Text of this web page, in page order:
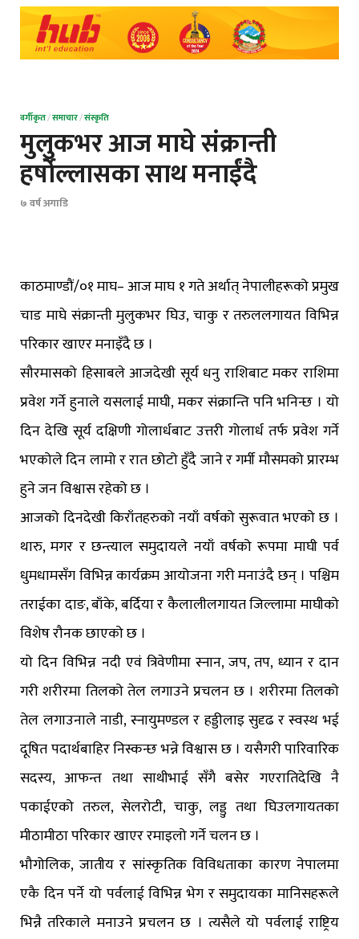
वर्गीकृत/समाचार/संस्कृति
मुलुकभर आज माघे संक्रान्ती
हर्षोल्लासका साथ मनाईंदै
७ वर्ष अगाडि
काठमाण्डौं/०१ माघ– आज माघ १ गते अर्थात् नेपालीहरूको प्रमुख
चाड माघे संक्रान्ती मुलुकभर घिउ, चाकु र तरुललगायत विभिन्न
परिकार खाएर मनाइँदै छ ।
सौरमासको हिसाबले आजदेखी सूर्य धनु राशिबाट मकर राशिमा
प्रवेश गर्ने हुनाले यसलाई माघी, मकर संक्रान्ति पनि भनिन्छ । यो
दिन देखि सूर्य दक्षिणी गोलार्धबाट उत्तरी गोलार्ध तर्फ प्रवेश गर्ने
भएकोले दिन लामो र रात छोटो हुँदै जाने र गर्मी मौसमको प्रारम्भ
हुने जन विश्वास रहेको छ ।
आजको दिनदेखी किराँतहरुको नयाँ वर्षको सुरूवात भएको छ ।
थारु, मगर र छन्त्याल समुदायले नयाँ वर्षको रूपमा माघी पर्व
धुमधामसँग विभिन्न कार्यक्रम आयोजना गरी मनाउंदै छन् । पश्चिम
तराईका दाङ, बाँके, बर्दिया र कैलालीलगायत जिल्लामा माघीको
विशेष रौनक छाएको छ ।
यो दिन विभिन्न नदी एवं त्रिवेणीमा स्नान, जप, तप, ध्यान र दान
गरी शरीरमा तिलको तेल लगाउने प्रचलन छ । शरीरमा तिलको
तेल लगाउनाले नाडी, स्नायुमण्डल र हड्डीलाइ सुदृढ र स्वस्थ भई
दूषित पदार्थबाहिर निस्कन्छ भन्ने विश्वास छ । यसैगरी पारिवारिक
सदस्य, आफन्त तथा साथीभाई सँगै बसेर गएरातिदेखि नै
पकाईएको तरुल, सेलरोटी, चाकु, लड्डु तथा घिउलगायतका
मीठामीठा परिकार खाएर रमाइलो गर्ने चलन छ ।
भौगोलिक, जातीय र सांस्कृतिक विविधताका कारण नेपालमा
एकै दिन पर्ने यो पर्वलाई विभिन्न भेग र समुदायका मानिसहरूले
भिन्नै तरिकाले मनाउने प्रचलन छ । त्यसैले यो पर्वलाई राष्ट्रिय